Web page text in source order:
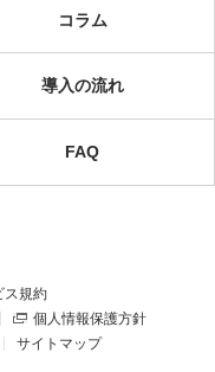
コラム
導入の流れ
FAQ
ス規約
個人情報保護方針
サイトマップ